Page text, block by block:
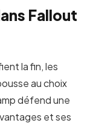
Fallout
la fin, les
au choix
défend une
et ses